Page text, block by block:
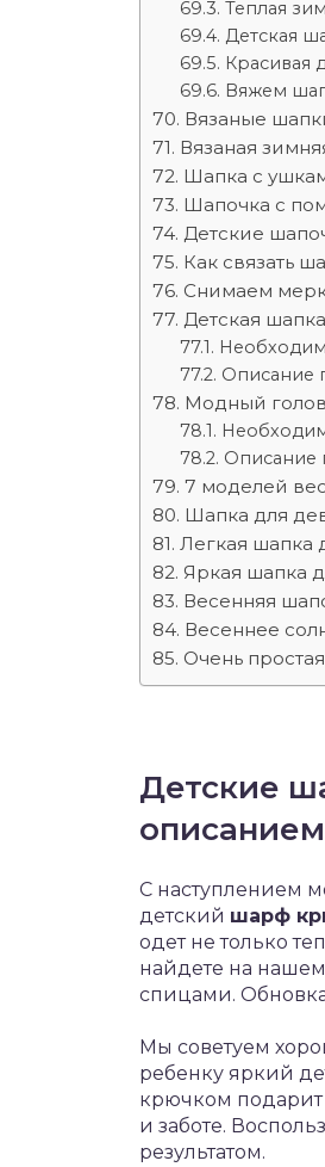
Теплая
Детская
Красивая
Вяжем
Вязаные
Вязаная
Шапка с
Шапочка с
Детские
Как связать
Снимаем
Детская
Описание
Модный
Описание
7 моделей
Шапка для
Легкая шапка
Яркая шапка
Весенняя
Весеннее
Очень
Детские
С наступлением
детский шарф
одет не только
найдете на
спицами.
Мы советуем
ребенку яркий
крючком
и заботе.
результатом.